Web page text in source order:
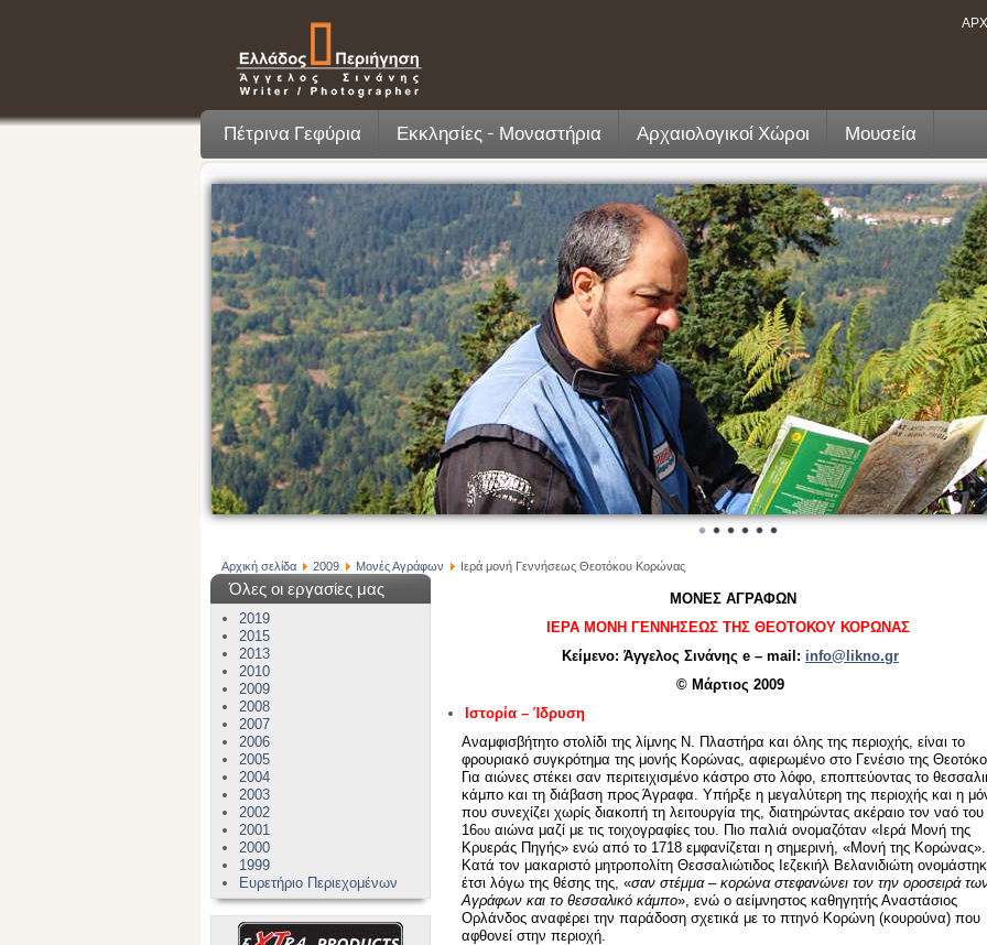
Πέτρινα Γεφύρια Εκκλησίες - Μοναστήρια Αρχαιολογικοί Χώροι Μουσεία
Αρχική σελίδα 2009 Μονές Αγράφων Ιερά μονή Γεννήσεως Θεοτόκου Κορώνας
Όλες οι εργασίες μας
2019
2015
2013
2010
2009
2008
2007
2006
2005
2004
2003
2002
2001
2000
1999
Ευρετήριο Περιεχομένων
ΜΟΝΕΣ ΑΓΡΑΦΩΝ
ΙΕΡΑ ΜΟΝΗ ΓΕΝΝΗΣΕΩΣ ΤΗΣ ΘΕΟΤΟΚΟΥ ΚΟΡΩΝΑΣ
Κείμενο: Άγγελος Σινάνης e – mail: info@likno.gr
© Μάρτιος 2009
Ιστορία – Ίδρυση
Αναμφισβήτητο στολίδι της λίμνης Ν. Πλαστήρα και όλης της περιοχής, είναι το
φρουριακό συγκρότημα της μονής Κορώνας, αφιερωμένο στο Γενέσιο της
Για αιώνες στέκει σαν περιτειχισμένο κάστρο στο λόφο, εποπτεύοντας το
κάμπο και τη διάβαση προς Άγραφα. Υπήρξε η μεγαλύτερη της περιοχής και η
που συνεχίζει χωρίς διακοπή τη λειτουργία της, διατηρώντας ακέραιο τον ναό του
16ου αιώνα μαζί με τις τοιχογραφίες του. Πιο παλιά ονομαζόταν «Ιερά Μονή της
Κρυεράς Πηγής» ενώ από το 1718 εμφανίζεται η σημερινή, «Μονή της Κορώνας».
Κατά τον μακαριστό μητροπολίτη Θεσσαλιώτιδος Ιεζεκιήλ Βελανιδιώτη
έτσι λόγω της θέσης της, «σαν στέμμα – κορώνα στεφανώνει τον την οροσειρά
Αγράφων και το θεσσαλικό κάμπο», ενώ ο αείμνηστος καθηγητής Αναστάσιος
Ορλάνδος αναφέρει την παράδοση σχετικά με το πτηνό Κορώνη (κουρούνα) που
αφθονεί στην περιοχή.